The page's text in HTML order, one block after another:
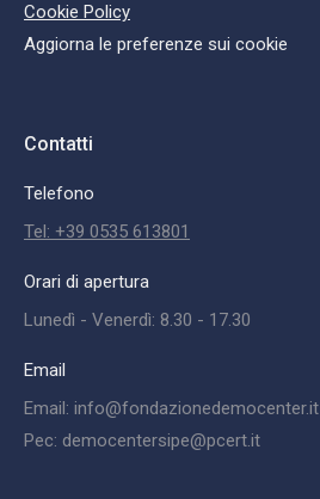
Cookie Policy
Aggiorna le preferenze sui cookie
Contatti
Telefono
Tel: +39 0535 613801
Orari di apertura
Lunedì - Venerdì: 8.30 - 17.30
Email
Email: info@fondazionedemocenter.it
Pec: democentersipe@pcert.it